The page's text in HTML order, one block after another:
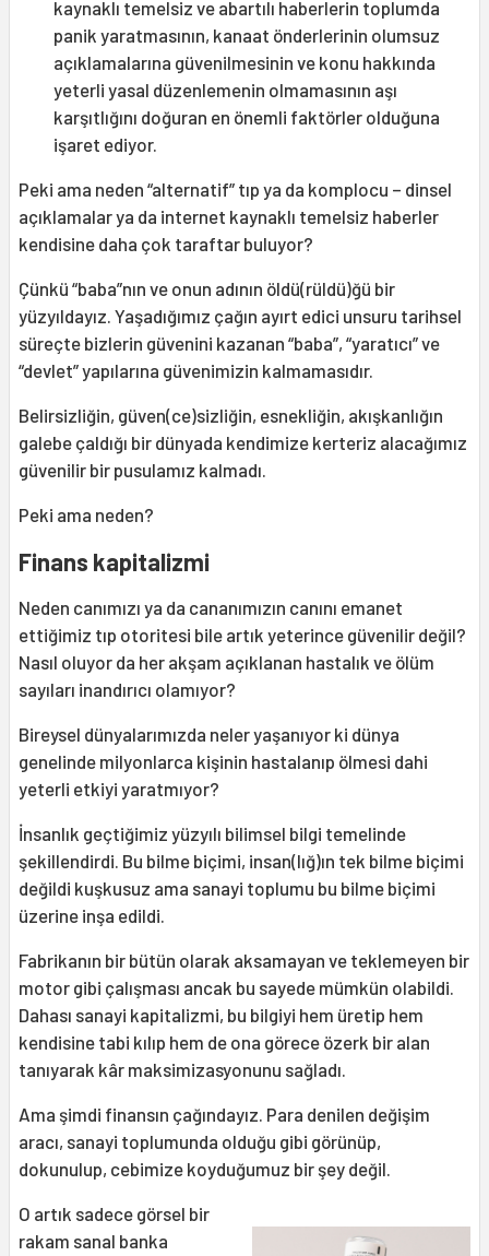
kaynaklı temelsiz ve abartılı haberlerin toplumda
panik yaratmasının, kanaat önderlerinin olumsuz
açıklamalarına güvenilmesinin ve konu hakkında
yeterli yasal düzenlemenin olmamasının aşı
karşıtlığını doğuran en önemli faktörler olduğuna
işaret ediyor.
Peki ama neden “alternatif” tıp ya da komplocu – dinsel
açıklamalar ya da internet kaynaklı temelsiz haberler
kendisine daha çok taraftar buluyor?
Çünkü “baba”nın ve onun adının öldü(rüldü)ğü bir
yüzyıldayız. Yaşadığımız çağın ayırt edici unsuru tarihsel
süreçte bizlerin güvenini kazanan “baba”, “yaratıcı” ve
“devlet” yapılarına güvenimizin kalmamasıdır.
Belirsizliğin, güven(ce)sizliğin, esnekliğin, akışkanlığın
galebe çaldığı bir dünyada kendimize kerteriz alacağımız
güvenilir bir pusulamız kalmadı.
Peki ama neden?
Finans kapitalizmi
Neden canımızı ya da cananımızın canını emanet
ettiğimiz tıp otoritesi bile artık yeterince güvenilir değil?
Nasıl oluyor da her akşam açıklanan hastalık ve ölüm
sayıları inandırıcı olamıyor?
Bireysel dünyalarımızda neler yaşanıyor ki dünya
genelinde milyonlarca kişinin hastalanıp ölmesi dahi
yeterli etkiyi yaratmıyor?
İnsanlık geçtiğimiz yüzyılı bilimsel bilgi temelinde
şekillendirdi. Bu bilme biçimi, insan(lığ)ın tek bilme biçimi
değildi kuşkusuz ama sanayi toplumu bu bilme biçimi
üzerine inşa edildi.
Fabrikanın bir bütün olarak aksamayan ve teklemeyen bir
motor gibi çalışması ancak bu sayede mümkün olabildi.
Dahası sanayi kapitalizmi, bu bilgiyi hem üretip hem
kendisine tabi kılıp hem de ona görece özerk bir alan
tanıyarak kâr maksimizasyonunu sağladı.
Ama şimdi finansın çağındayız. Para denilen değişim
aracı, sanayi toplumunda olduğu gibi görünüp,
dokunulup, cebimize koyduğumuz bir şey değil.
O artık sadece görsel bir
rakam sanal banka